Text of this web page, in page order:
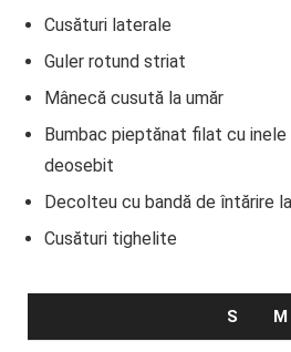
Cusături laterale
Guler rotund striat
Mânecă cusută la umăr
Bumbac pieptănat filat cu
deosebit
Decolteu cu bandă de întărire
Cusături tighelite
S M